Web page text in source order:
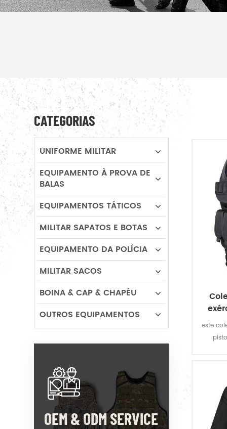
este
o
CATEGORIAS
UNIFORME MILITAR
EQUIPAMENTO À PROVA DE
BALAS
EQUIPAMENTOS TÁTICOS
MILITAR SAPATOS E BOTAS
EQUIPAMENTO DA POLÍCIA
MILITAR SACOS
BOINA & CAP & CHAPÉU
OUTROS EQUIPAMENTOS
OEM & ODM SERVICE